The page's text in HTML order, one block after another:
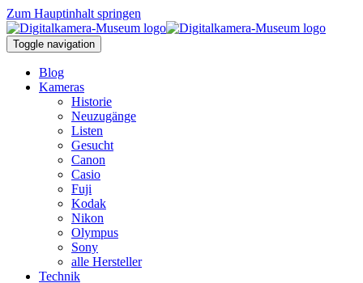
Zum Hauptinhalt springen
Toggle navigation
Blog
Kameras
Historie
Neuzugänge
Listen
Gesucht
Canon
Casio
Fuji
Kodak
Nikon
Olympus
Sony
alle Hersteller
Technik